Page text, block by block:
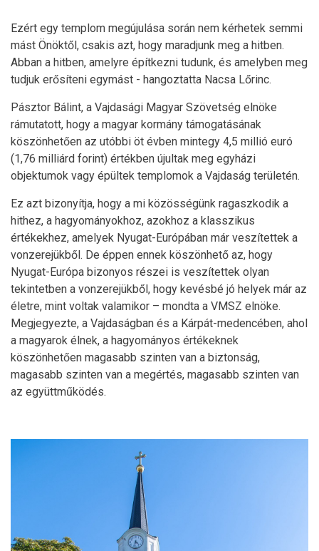
Ezért egy templom megújulása során nem kérhetek semmi
mást Önöktől, csakis azt, hogy maradjunk meg a hitben.
Abban a hitben, amelyre építkezni tudunk, és amelyben meg
tudjuk erősíteni egymást - hangoztatta Nacsa Lőrinc.
Pásztor Bálint, a Vajdasági Magyar Szövetség elnöke
rámutatott, hogy a magyar kormány támogatásának
köszönhetően az utóbbi öt évben mintegy 4,5 millió euró
(1,76 milliárd forint) értékben újultak meg egyházi
objektumok vagy épültek templomok a Vajdaság területén.
Ez azt bizonyítja, hogy a mi közösségünk ragaszkodik a
hithez, a hagyományokhoz, azokhoz a klasszikus
értékekhez, amelyek Nyugat-Európában már veszítettek a
vonzerejükből. De éppen ennek köszönhető az, hogy
Nyugat-Európa bizonyos részei is veszítettek olyan
tekintetben a vonzerejükből, hogy kevésbé jó helyek már az
életre, mint voltak valamikor – mondta a VMSZ elnöke.
Megjegyezte, a Vajdaságban és a Kárpát-medencében, ahol
a magyarok élnek, a hagyományos értékeknek
köszönhetően magasabb szinten van a biztonság,
magasabb szinten van a megértés, magasabb szinten van
az együttműködés.